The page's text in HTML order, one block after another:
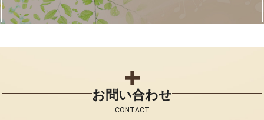
お問い合わせ
CONTACT